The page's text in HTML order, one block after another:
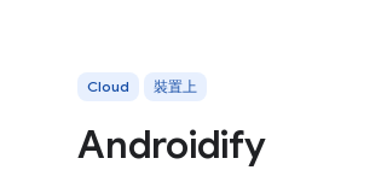
Cloud 裝置上
Androidify